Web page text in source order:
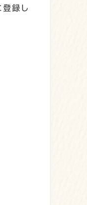
録し